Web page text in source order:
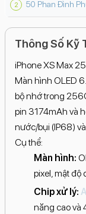
50 Phan Đình
Thông Số Kỹ
iPhone XS Max
Màn hình OLED
bộ nhớ trong
pin 3174mAh và
nước/bụi (IP68)
Cụ thể:
Màn hình:
pixel, mật độ
Chip xử lý:
năng cao và